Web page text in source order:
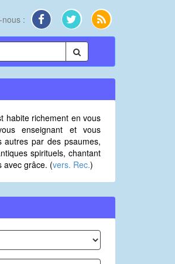
nous :
habite richement en vous
enseignant et vous
autres par des psaumes,
spirituels, chantant
grâce. (vers. Rec.)